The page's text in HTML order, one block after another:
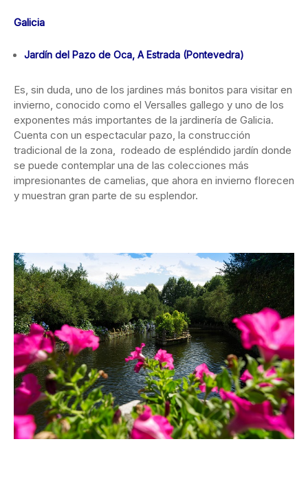
Galicia
Jardín del Pazo de Oca, A Estrada (Pontevedra)
Es, sin duda, uno de los jardines más bonitos para visitar en
invierno, conocido como el Versalles gallego y uno de los
exponentes más importantes de la jardinería de Galicia.
Cuenta con un espectacular pazo, la construcción
tradicional de la zona, rodeado de espléndido jardín donde
se puede contemplar una de las colecciones más
impresionantes de camelias, que ahora en invierno florecen
y muestran gran parte de su esplendor.